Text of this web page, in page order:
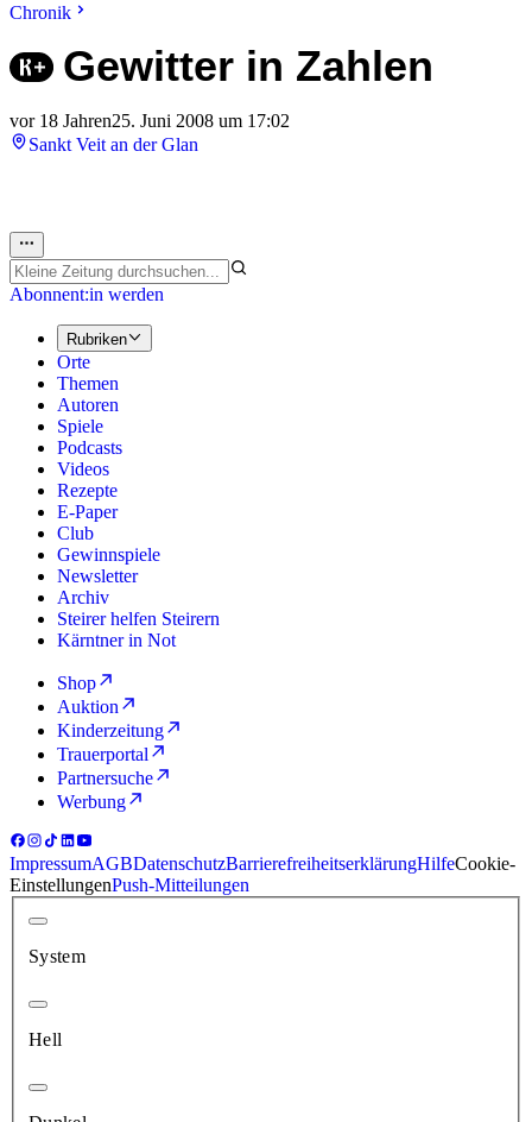
Chronik
Gewitter in Zahlen
vor 18 Jahren25. Juni 2008 um 17:02
Sankt Veit an der Glan
Abonnent:in werden
Rubriken
Orte
Themen
Autoren
Spiele
Podcasts
Videos
Rezepte
E-Paper
Club
Gewinnspiele
Newsletter
Archiv
Steirer helfen Steirern
Kärntner in Not
Shop
Auktion
Kinderzeitung
Trauerportal
Partnersuche
Werbung
ImpressumAGBDatenschutzBarrierefreiheitserklärungHilfeCookie-
EinstellungenPush-Mitteilungen
System
Hell